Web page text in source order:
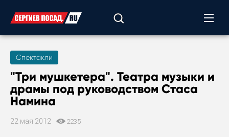
Спектакли
"Три мушкетера". Театра музыки и
драмы под руководством Стаса
Намина
22 мая 2012 2235